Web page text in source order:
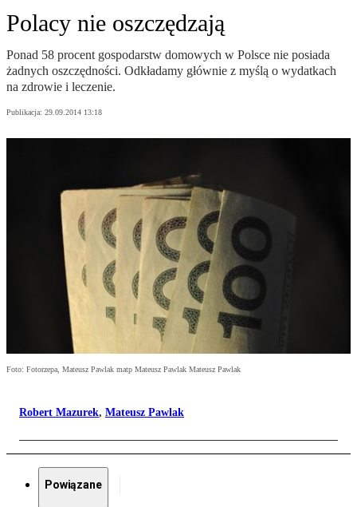
Polacy nie oszczędzają
Ponad 58 procent gospodarstw domowych w Polsce nie posiada
żadnych oszczędności. Odkładamy głównie z myślą o wydatkach
na zdrowie i leczenie.
Publikacja: 29.09.2014 13:18
Foto: Fotorzepa, Mateusz Pawlak matp Mateusz Pawlak Mateusz Pawlak
Robert Mazurek, Mateusz Pawlak
Powiązane